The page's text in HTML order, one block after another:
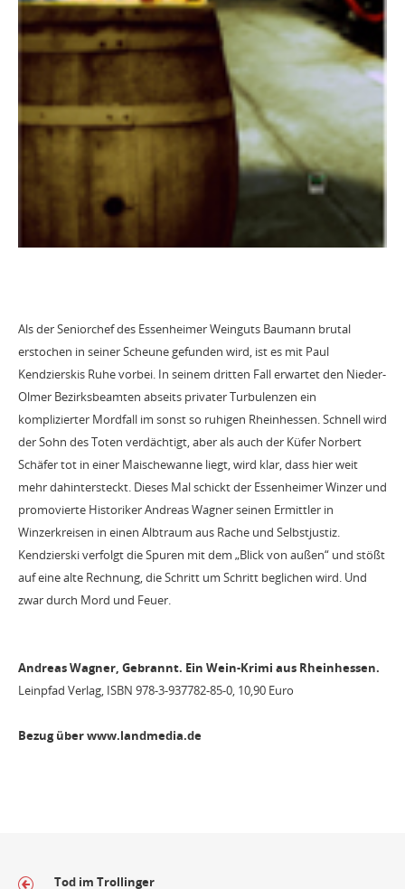
Als der Seniorchef des Essenheimer Weinguts Baumann brutal
erstochen in seiner Scheune gefunden wird, ist es mit Paul
Kendzierskis Ruhe vorbei. In seinem dritten Fall erwartet den Nieder-
Olmer Bezirksbeamten abseits privater Turbulenzen ein
komplizierter Mordfall im sonst so ruhigen Rheinhessen. Schnell wird
der Sohn des Toten verdächtigt, aber als auch der Küfer Norbert
Schäfer tot in einer Maischewanne liegt, wird klar, dass hier weit
mehr dahintersteckt. Dieses Mal schickt der Essenheimer Winzer und
promovierte Historiker Andreas Wagner seinen Ermittler in
Winzerkreisen in einen Albtraum aus Rache und Selbstjustiz.
Kendzierski verfolgt die Spuren mit dem „Blick von außen“ und stößt
auf eine alte Rechnung, die Schritt um Schritt beglichen wird. Und
zwar durch Mord und Feuer.
Andreas Wagner, Gebrannt. Ein Wein-Krimi aus Rheinhessen.
Leinpfad Verlag, ISBN 978-3-937782-85-0, 10,90 Euro
Bezug über www.landmedia.de
Tod im Trollinger